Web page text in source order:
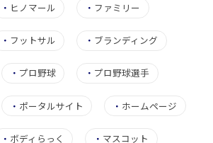
・ ヒノマール ・ ファミリー
・ フットサル ・ ブランディング
・ プロ野球 ・ プロ野球選手
・ ポータルサイト ・ ホームページ
・ ボディらっく ・ マスコット